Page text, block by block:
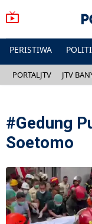
PERISTIWA
PORTALJTV JTV
#Gedung
Soetomo